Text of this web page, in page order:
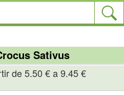
Sativus
de 5.50 € a 9.45 €